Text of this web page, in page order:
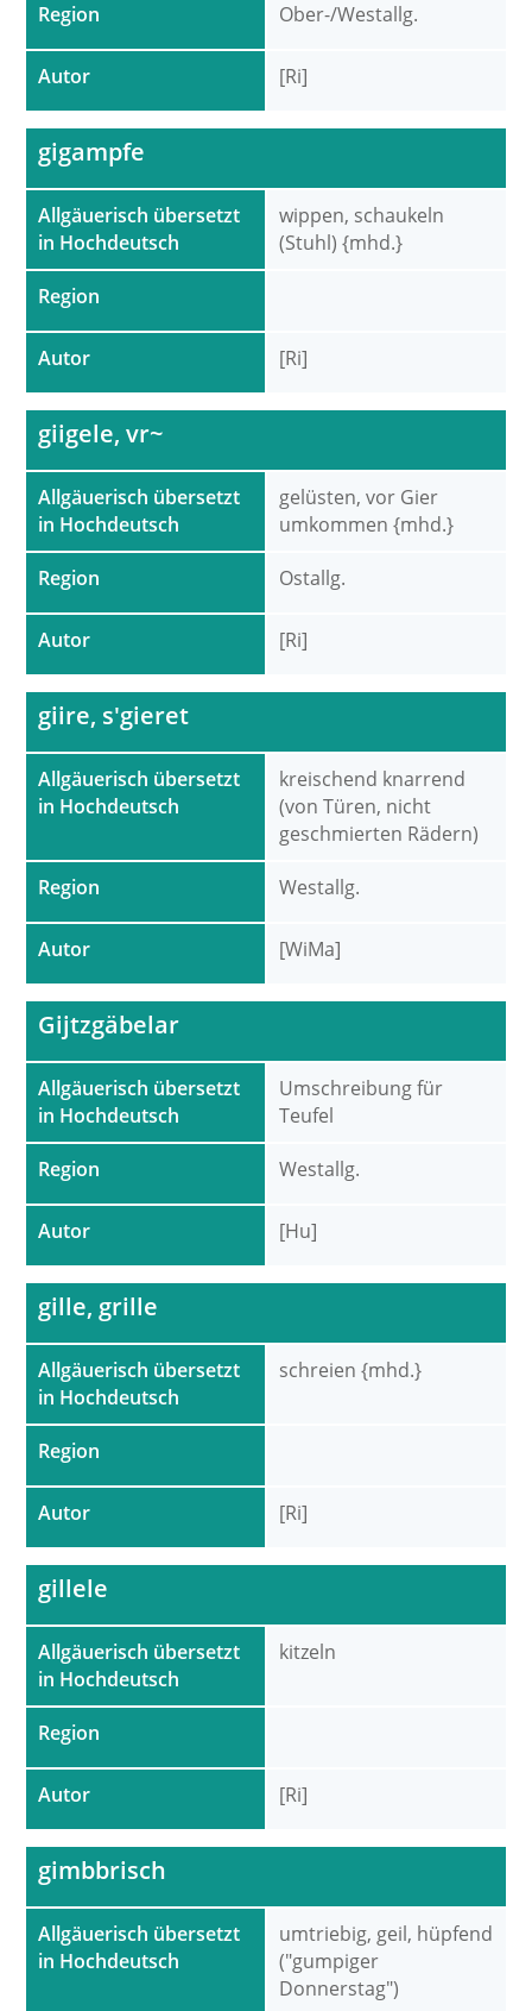
Region
Autor
Ober-/Westallg.
[Ri]
Allgäuerisch übersetzt
in Hochdeutsch
Region
Autor
gigampfe
wippen, schaukeln
(Stuhl) {mhd.}
[Ri]
Allgäuerisch übersetzt
in Hochdeutsch
Region
Autor
giigele, vr~
gelüsten, vor Gier
umkommen {mhd.}
Ostallg.
[Ri]
Allgäuerisch übersetzt
in Hochdeutsch
Region
Autor
giire, s'gieret
kreischend knarrend
(von Türen, nicht
geschmierten Rädern)
Westallg.
[WiMa]
Allgäuerisch übersetzt
in Hochdeutsch
Region
Autor
Gijtzgäbelar
Umschreibung für
Teufel
Westallg.
[Hu]
Allgäuerisch übersetzt
in Hochdeutsch
Region
Autor
gille, grille
schreien {mhd.}
[Ri]
Allgäuerisch übersetzt
in Hochdeutsch
Region
Autor
gillele
kitzeln
[Ri]
Allgäuerisch übersetzt
in Hochdeutsch
gimbbrisch
umtriebig, geil, hüpfend
("gumpiger
Donnerstag")